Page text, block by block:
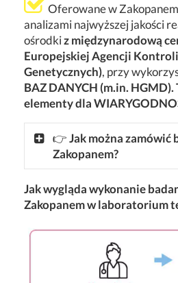
Oferowane w
analizami najwyższej jakości
ośrodkiz międzynarodową
Europejskiej Agencji Kontroli
Genetycznych), przy
BAZ DANYCH (m.in.
elementy dla
👉Jak można zamówić
Zakopanem?
Jak wygląda wykonanie
Zakopanem w laboratorium